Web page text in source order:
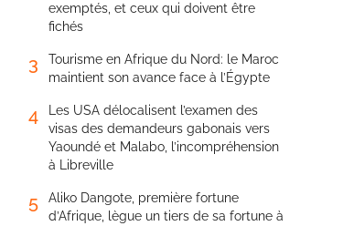
exemptés, et ceux qui doivent être
fichés
3
Tourisme en Afrique du Nord: le Maroc
maintient son avance face à l’Égypte
4
Les USA délocalisent l’examen des
visas des demandeurs gabonais vers
Yaoundé et Malabo, l’incompréhension
à Libreville
5
Aliko Dangote, première fortune
d’Afrique, lègue un tiers de sa fortune à